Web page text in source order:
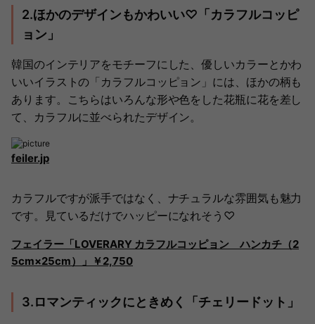
2.ほかのデザインもかわいい♡「カラフルコッピ
ョン」
韓国のインテリアをモチーフにした、優しいカラーとかわ
いいイラストの「カラフルコッピョン」には、ほかの柄も
あります。こちらはいろんな形や色をした花瓶に花を差し
て、カラフルに並べられたデザイン。
feiler.jp
カラフルですが派手ではなく、ナチュラルな雰囲気も魅力
です。見ているだけでハッピーになれそう♡
フェイラー「LOVERARY カラフルコッピョン ハンカチ（2
5cm×25cm）」￥2,750
3.ロマンティックにときめく「チェリードット」